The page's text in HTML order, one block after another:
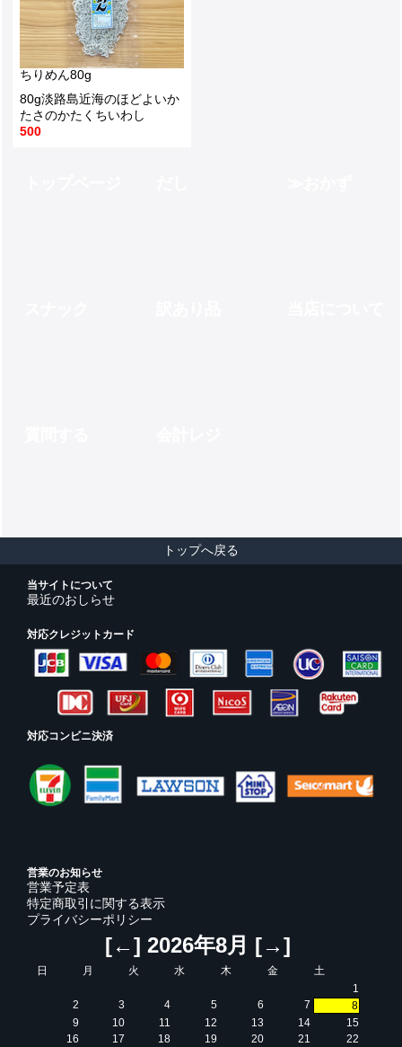
680
ちりめん80g
80g淡路島近海のほどよいか
たさのかたくちいわし
500
トップへ戻る
当サイトについて
最近のおしらせ
対応クレジットカード
対応コンビニ決済
営業のお知らせ
営業予定表
特定商取引に関する表示
プライバシーポリシー
[←] 2026年8月 [→]
日 月 火 水 木 金
土
1
2
3 4 5 6 7
8
9
10 11 12 13 14
15
16
17 18 19 20 21 22